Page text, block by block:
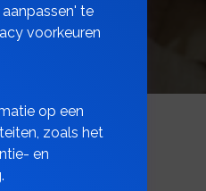
te
voorkeuren
op een
zoals het
en